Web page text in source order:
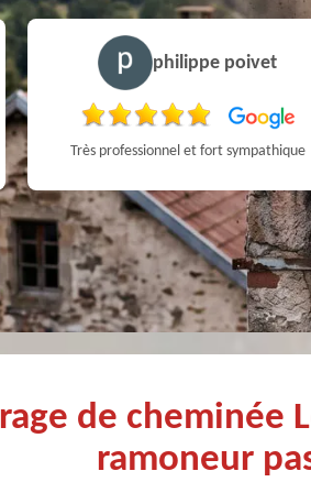
philippe poivet
Très professionnel et fort sympathique
de cheminée
ramoneur